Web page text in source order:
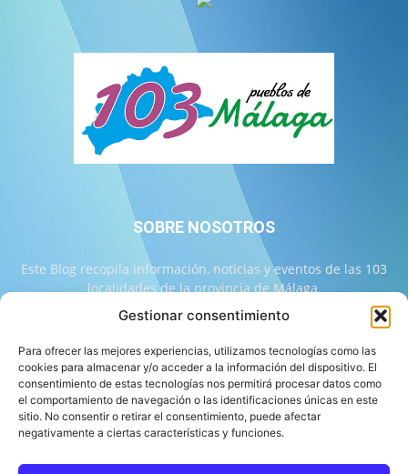
Gestionar consentimiento
Para ofrecer las mejores experiencias, utilizamos tecnologías como las
cookies para almacenar y/o acceder a la información del dispositivo. El
consentimiento de estas tecnologías nos permitirá procesar datos como
el comportamiento de navegación o las identificaciones únicas en este
sitio. No consentir o retirar el consentimiento, puede afectar
negativamente a ciertas características y funciones.
SOBRE NOSOTROS
Este Blog recopila información, noticias y eventos de las 103
localidades de la provincia de Málaga.
Contáctanos:info@103malaga.com
SÍGUENOS